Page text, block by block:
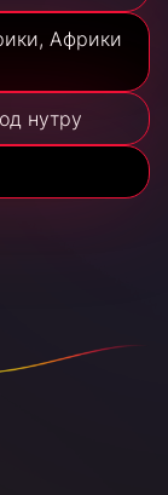
Африки
нутру